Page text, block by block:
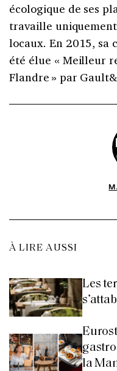
écologique de ses
travaille
locaux. En 2015, sa
été élue « Meilleur
Flandre » par
À LIRE AUSSI
Les
la